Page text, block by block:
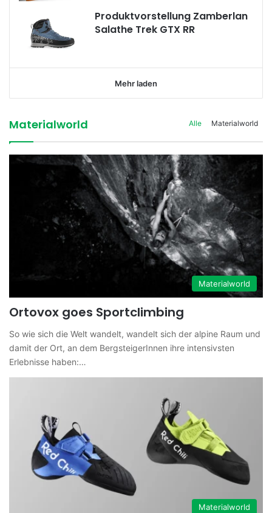
Produktvorstellung Zamberlan
Salathe Trek GTX RR
Mehr laden
Materialworld Alle Materialworld
Materialworld
Ortovox goes Sportclimbing
So wie sich die Welt wandelt, wandelt sich der alpine Raum und
damit der Ort, an dem BergsteigerInnen ihre intensivsten
Erlebnisse haben:…
Materialworld